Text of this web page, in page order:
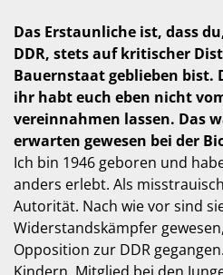
Das Erstaunliche ist, dass
DDR, stets auf kritischer
Bauernstaat geblieben bist.
ihr habt euch eben nicht
vereinnahmen lassen. Das
erwarten gewesen bei der
Ich bin 1946 geboren und
anders erlebt. Als
Autorität. Nach wie vor sind
Widerstandskämpfer
Opposition zur DDR